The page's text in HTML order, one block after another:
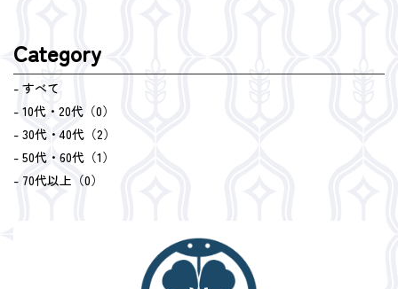
Category
- すべて
- 10代・20代（0）
- 30代・40代（2）
- 50代・60代（1）
- 70代以上（0）